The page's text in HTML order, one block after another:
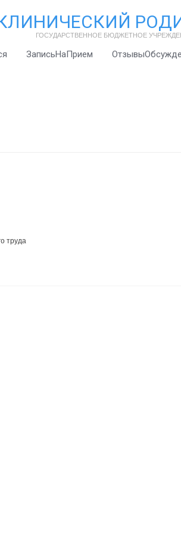
ГОСУДАРСТВЕННОЕ БЮДЖЕТНОЕ
ЗаписьНаПрием
труда